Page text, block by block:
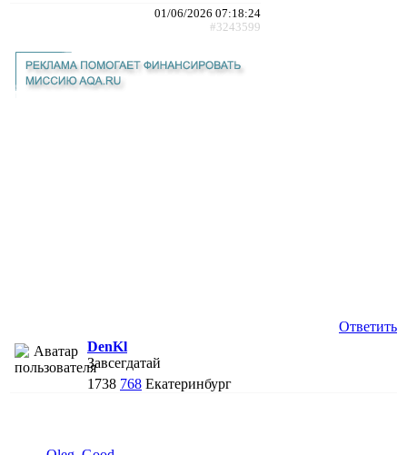
01/06/2026 07:18:24
#3243599
Ответить
DenKl
Завсегдатай
1738 768 Екатеринбург